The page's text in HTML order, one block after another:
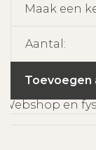
Maak een
Aantal:
Toevoegen
en